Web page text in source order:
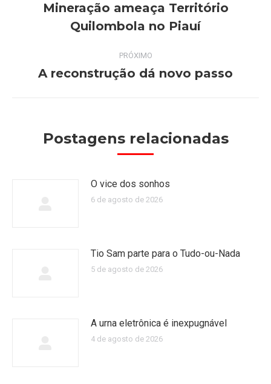
Post
anterior:
Mineração ameaça Território
Quilombola no Piauí
PRÓXIMO
Próximo
A reconstrução dá novo passo
Postagens relacionadas
O vice dos sonhos
6 de agosto de 2026
Tio Sam parte para o Tudo-ou-Nada
5 de agosto de 2026
A urna eletrônica é inexpugnável
4 de agosto de 2026